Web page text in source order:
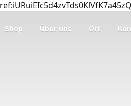
Shop Über uns Ort